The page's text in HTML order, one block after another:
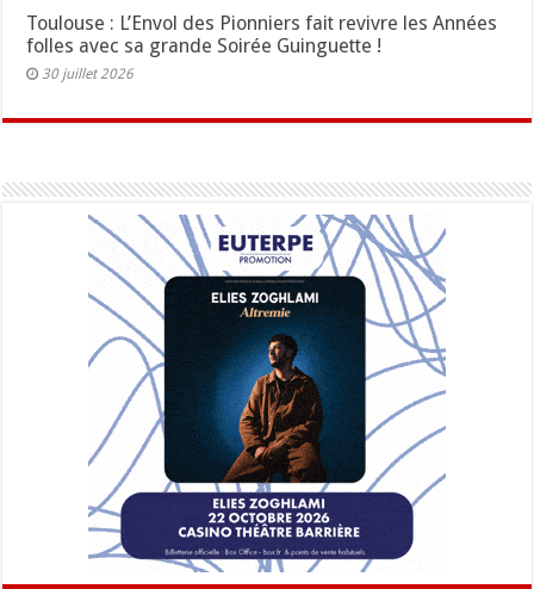
Toulouse : L’Envol des Pionniers fait revivre les Années
folles avec sa grande Soirée Guinguette !
30 juillet 2026